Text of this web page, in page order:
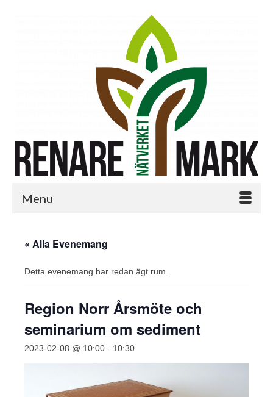
Menu
« Alla Evenemang
Detta evenemang har redan ägt rum.
Region Norr Årsmöte och
seminarium om sediment
2023-02-08 @ 10:00 - 10:30